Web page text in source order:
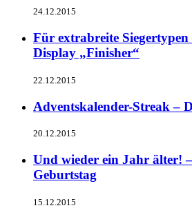
24.12.2015
Für extrabreite
Display „Finisher“
22.12.2015
Adventskalender-Streak –
20.12.2015
Und wieder ein Jahr älter!
Geburtstag
15.12.2015